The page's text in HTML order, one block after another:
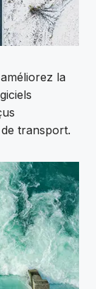
la
transport.